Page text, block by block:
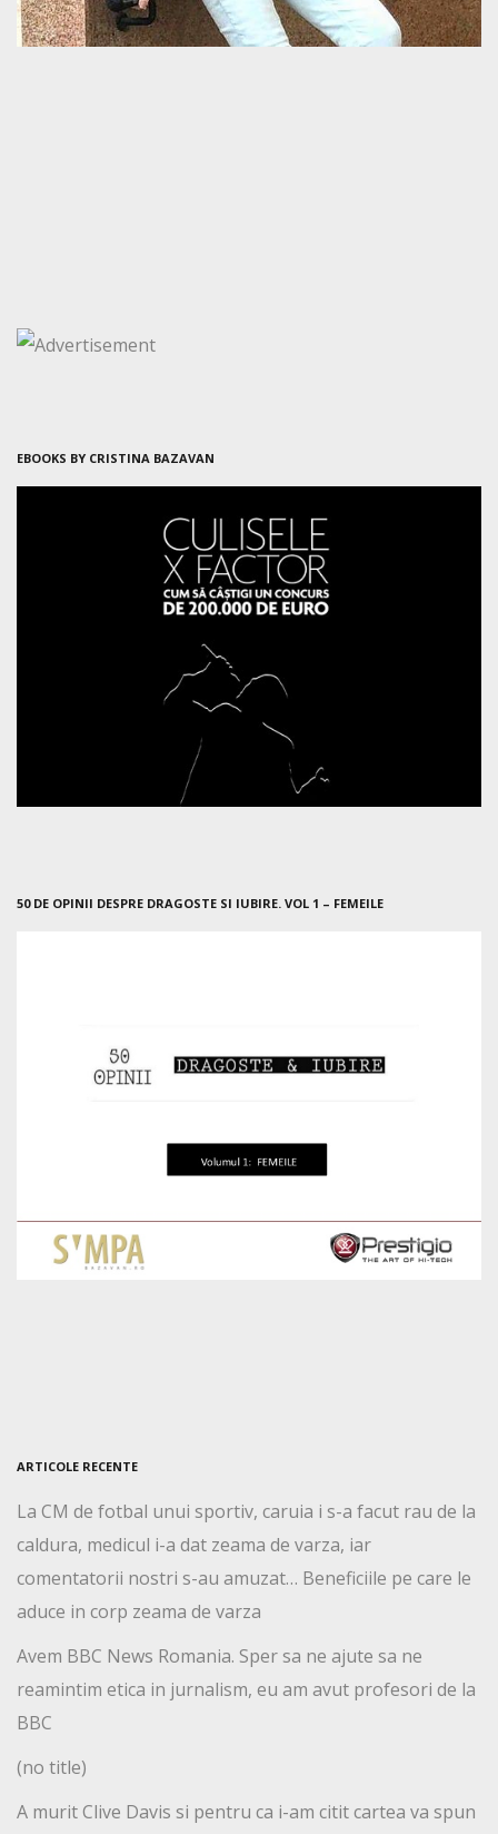
EBOOKS BY CRISTINA BAZAVAN
50 DE OPINII DESPRE DRAGOSTE SI IUBIRE. VOL 1 – FEMEILE
ARTICOLE RECENTE
La CM de fotbal unui sportiv, caruia i s-a facut rau de la
caldura, medicul i-a dat zeama de varza, iar
comentatorii nostri s-au amuzat… Beneficiile pe care le
aduce in corp zeama de varza
Avem BBC News Romania. Sper sa ne ajute sa ne
reamintim etica in jurnalism, eu am avut profesori de la
BBC
(no title)
A murit Clive Davis si pentru ca i-am citit cartea va spun